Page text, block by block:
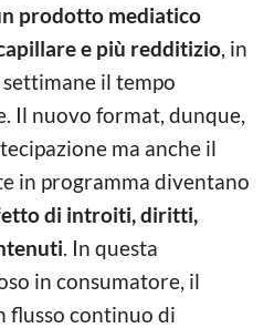
prodotto mediatico
e più redditizio, in
il tempo
Il nuovo format, dunque,
ma anche il
in programma diventano
di introiti, diritti,
. In questa
in consumatore, il
flusso continuo di